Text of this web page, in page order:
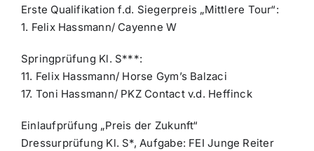
Erste Qualifikation f.d. Siegerpreis „Mittlere Tour“:
1. Felix Hassmann/ Cayenne W
Springprüfung Kl. S***:
11. Felix Hassmann/ Horse Gym’s Balzaci
17. Toni Hassmann/ PKZ Contact v.d. Heffinck
Einlaufprüfung „Preis der Zukunft“
Dressurprüfung Kl. S*, Aufgabe: FEI Junge Reiter